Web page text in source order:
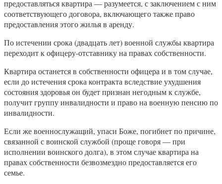
предоставляться квартира — разумеется, с заключением с ним
соответствующего договора, включающего также право
предоставления этого жилья в аренду.
По истечении срока (двадцать лет) военной службы квартира
переходит к офицеру-отставнику на правах собственности.
Квартира останется в собственности офицера и в том случае,
если до истечения срока контракта вследствие ухудшения
состояния здоровья он будет признан негодным к службе,
получит группу инвалидности и право на военную пенсию по
инвалидности.
Если же военнослужащий, упаси Боже, погибнет по причине,
связанной с воинской службой (проще говоря — при
исполнении воинского долга), в этом случае квартира на
правах собственности безвозмездно предоставляется его
семье.